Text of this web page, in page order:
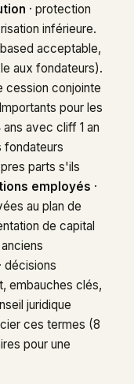
· protection
inférieure.
acceptable,
aux fondateurs).
cession conjointe
pour les
ans avec cliff 1 an
fondateurs
parts s'ils
employés ·
au plan de
de capital
· décisions
embauches clés,
juridique
ces termes (8
pour une